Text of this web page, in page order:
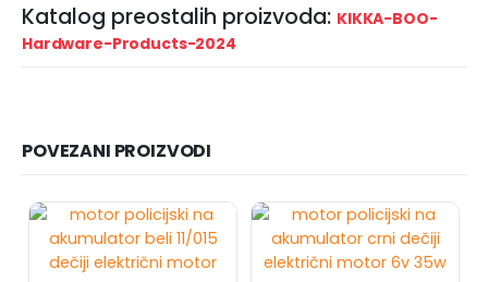
Katalog preostalih proizvoda: KIKKA-BOO-
Hardware-Products-2024
POVEZANI PROIZVODI